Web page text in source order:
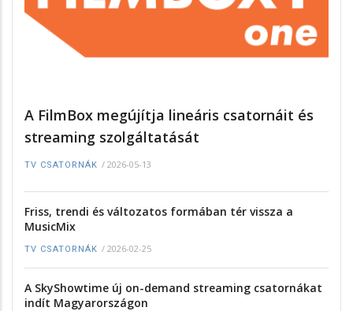
A FilmBox megújítja lineáris csatornáit és
streaming szolgáltatását
TV CSATORNÁK / 2026-05-13
Friss, trendi és változatos formában tér vissza a
MusicMix
TV CSATORNÁK / 2026-02-25
A SkyShowtime új on-demand streaming csatornákat
indít Magyarországon